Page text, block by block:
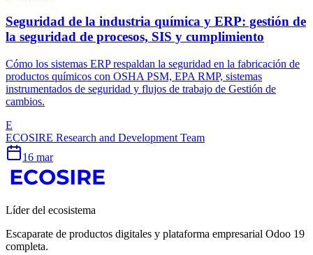
Seguridad de la industria química y ERP: gestión de
la seguridad de procesos, SIS y cumplimiento
Cómo los sistemas ERP respaldan la seguridad en la fabricación de
productos químicos con OSHA PSM, EPA RMP, sistemas
instrumentados de seguridad y flujos de trabajo de Gestión de
cambios.
E
ECOSIRE Research and Development Team
16 mar
Líder del ecosistema
Escaparate de productos digitales y plataforma empresarial Odoo 19
completa.